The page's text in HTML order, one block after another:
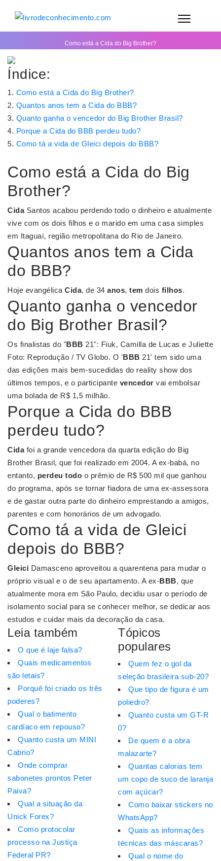
Como está a Cida do Big Brother?
Índice:
Como está a Cida do Big Brother?
Quantos anos tem a Cida do BBB?
Quanto ganha o vencedor do Big Brother Brasil?
Porque a Cida do BBB perdeu tudo?
Como tá a vida de Gleici depois do BBB?
Como está a Cida do Big
Brother?
CidaSantos acabou perdendo todo o dinheiro e atualmente
vive com os dois filhos e o marido em uma casa simples
em Itaguaí, região metropolitana do Rio de Janeiro.
Quantos anos tem a Cida
do BBB?
Hoje evangélica Cida, de 34 anos, tem dois filhos.
Quanto ganha o vencedor
do Big Brother Brasil?
Os finalistas do "BBB 21": Fiuk, Camilla de Lucas e Juliette
Foto: Reprodução / TV Globo. O 'BBB 21' tem sido uma
das edições mais bem-sucedidas do reality show dos
últimos tempos, e o participante vencedor vai embolsar
uma bolada de R$ 1,5 milhão.
Porque a Cida do BBB
perdeu tudo?
Cidafoi a grande vencedora da quarta edição do Big
Brother Brasil, que foi realizado em 2004. A ex-babá, no
entanto, perdeu todo o prêmio de R$ 500 mil que ganhou
do programa, após se tornar fiadora de uma ex-assessora
e de gastar outra parte do dinheiro emprestando a amigos,
parentes e com honorários de um advogado.
Como tá a vida de Gleici
depois do BBB?
Gleici Damasceno aproveitou a quarentena para mudar o
próprio visual e o de seu apartamento. A ex-BBB, que
atualmente mora em São Paulo, decidiu usar o período de
isolamento social para se conhecer melhor, se dedicar aos
estudos e cuidar mais da decoração da casa.
Leia também
O que é laje falsa?
Quais medicamentos
são letais?
Porquê foi criado os três
poderes?
Qual o batimento
cardíaco em repouso?
Quanto custa um MINI
Cabrio?
Onde comprar
sabonetes prontos Peter
Paiva?
Qual a situação da
Unick Forex?
Como protocolar
processo na Justiça
Federal PR?
Tópicos
populares
Quem fez o gol da
seleção brasileira sub-20?
Que tipo de figura é um
poliedro?
Quanto custa um GT-R
0?
De quem é a obra
malazarte?
Quantas calorias tem
um copo de suco de laranja
com açúcar?
Como baixar stickers no
WhatsApp?
Quais as informações
técnicas das máscaras?
Qual o nome do